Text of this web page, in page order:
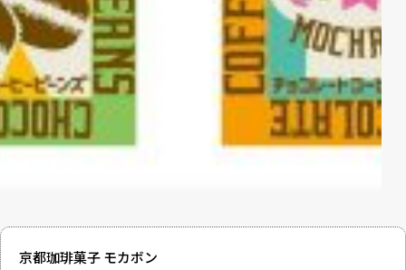
京都珈琲菓子 モカボン